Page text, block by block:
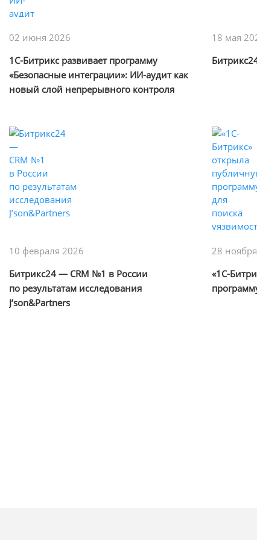
02 июня 2026
1С-Битрикс развивает программу
«Безопасные интеграции»: ИИ-аудит как
новый слой непрерывного контроля
18 мая
10 февраля 2026
Битрикс24 — CRM №1 в России
по результатам исследования
J’son&Partners
28
«1С-